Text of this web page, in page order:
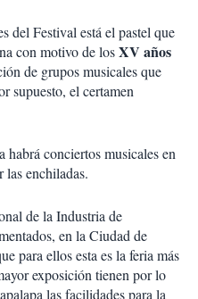
del Festival está el pastel que
con motivo de losXV años
de grupos musicales que
supuesto, el certamen
habrá conciertos musicales en
las enchiladas.
de la Industria de
en la Ciudad de
para ellos esta es la feria más
exposición tienen por lo
las facilidades para la